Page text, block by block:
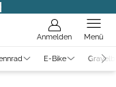
Anmelden Menü
E-Bike